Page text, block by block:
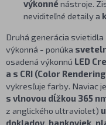
výkonnénástroje.
neviditeľné detaily a
Druhá generácia svietidla
výkonná - ponúka
osadená výkonnú LED
a s CRI (Color
vykresľuje farby. Naviac
s vlnovou dĺžkou 365
z anglického ultraviolet)
dokladov, bankoviek,